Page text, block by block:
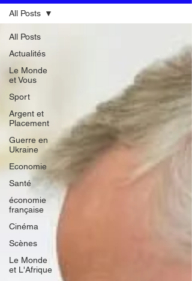
All Posts
Actualités
Le Monde
et Vous
Sport
Argent et
Placement
Guerre en
Ukraine
Economie
Santé
économie
française
Cinéma
Scènes
Le Monde
et L'Afrique
All Posts